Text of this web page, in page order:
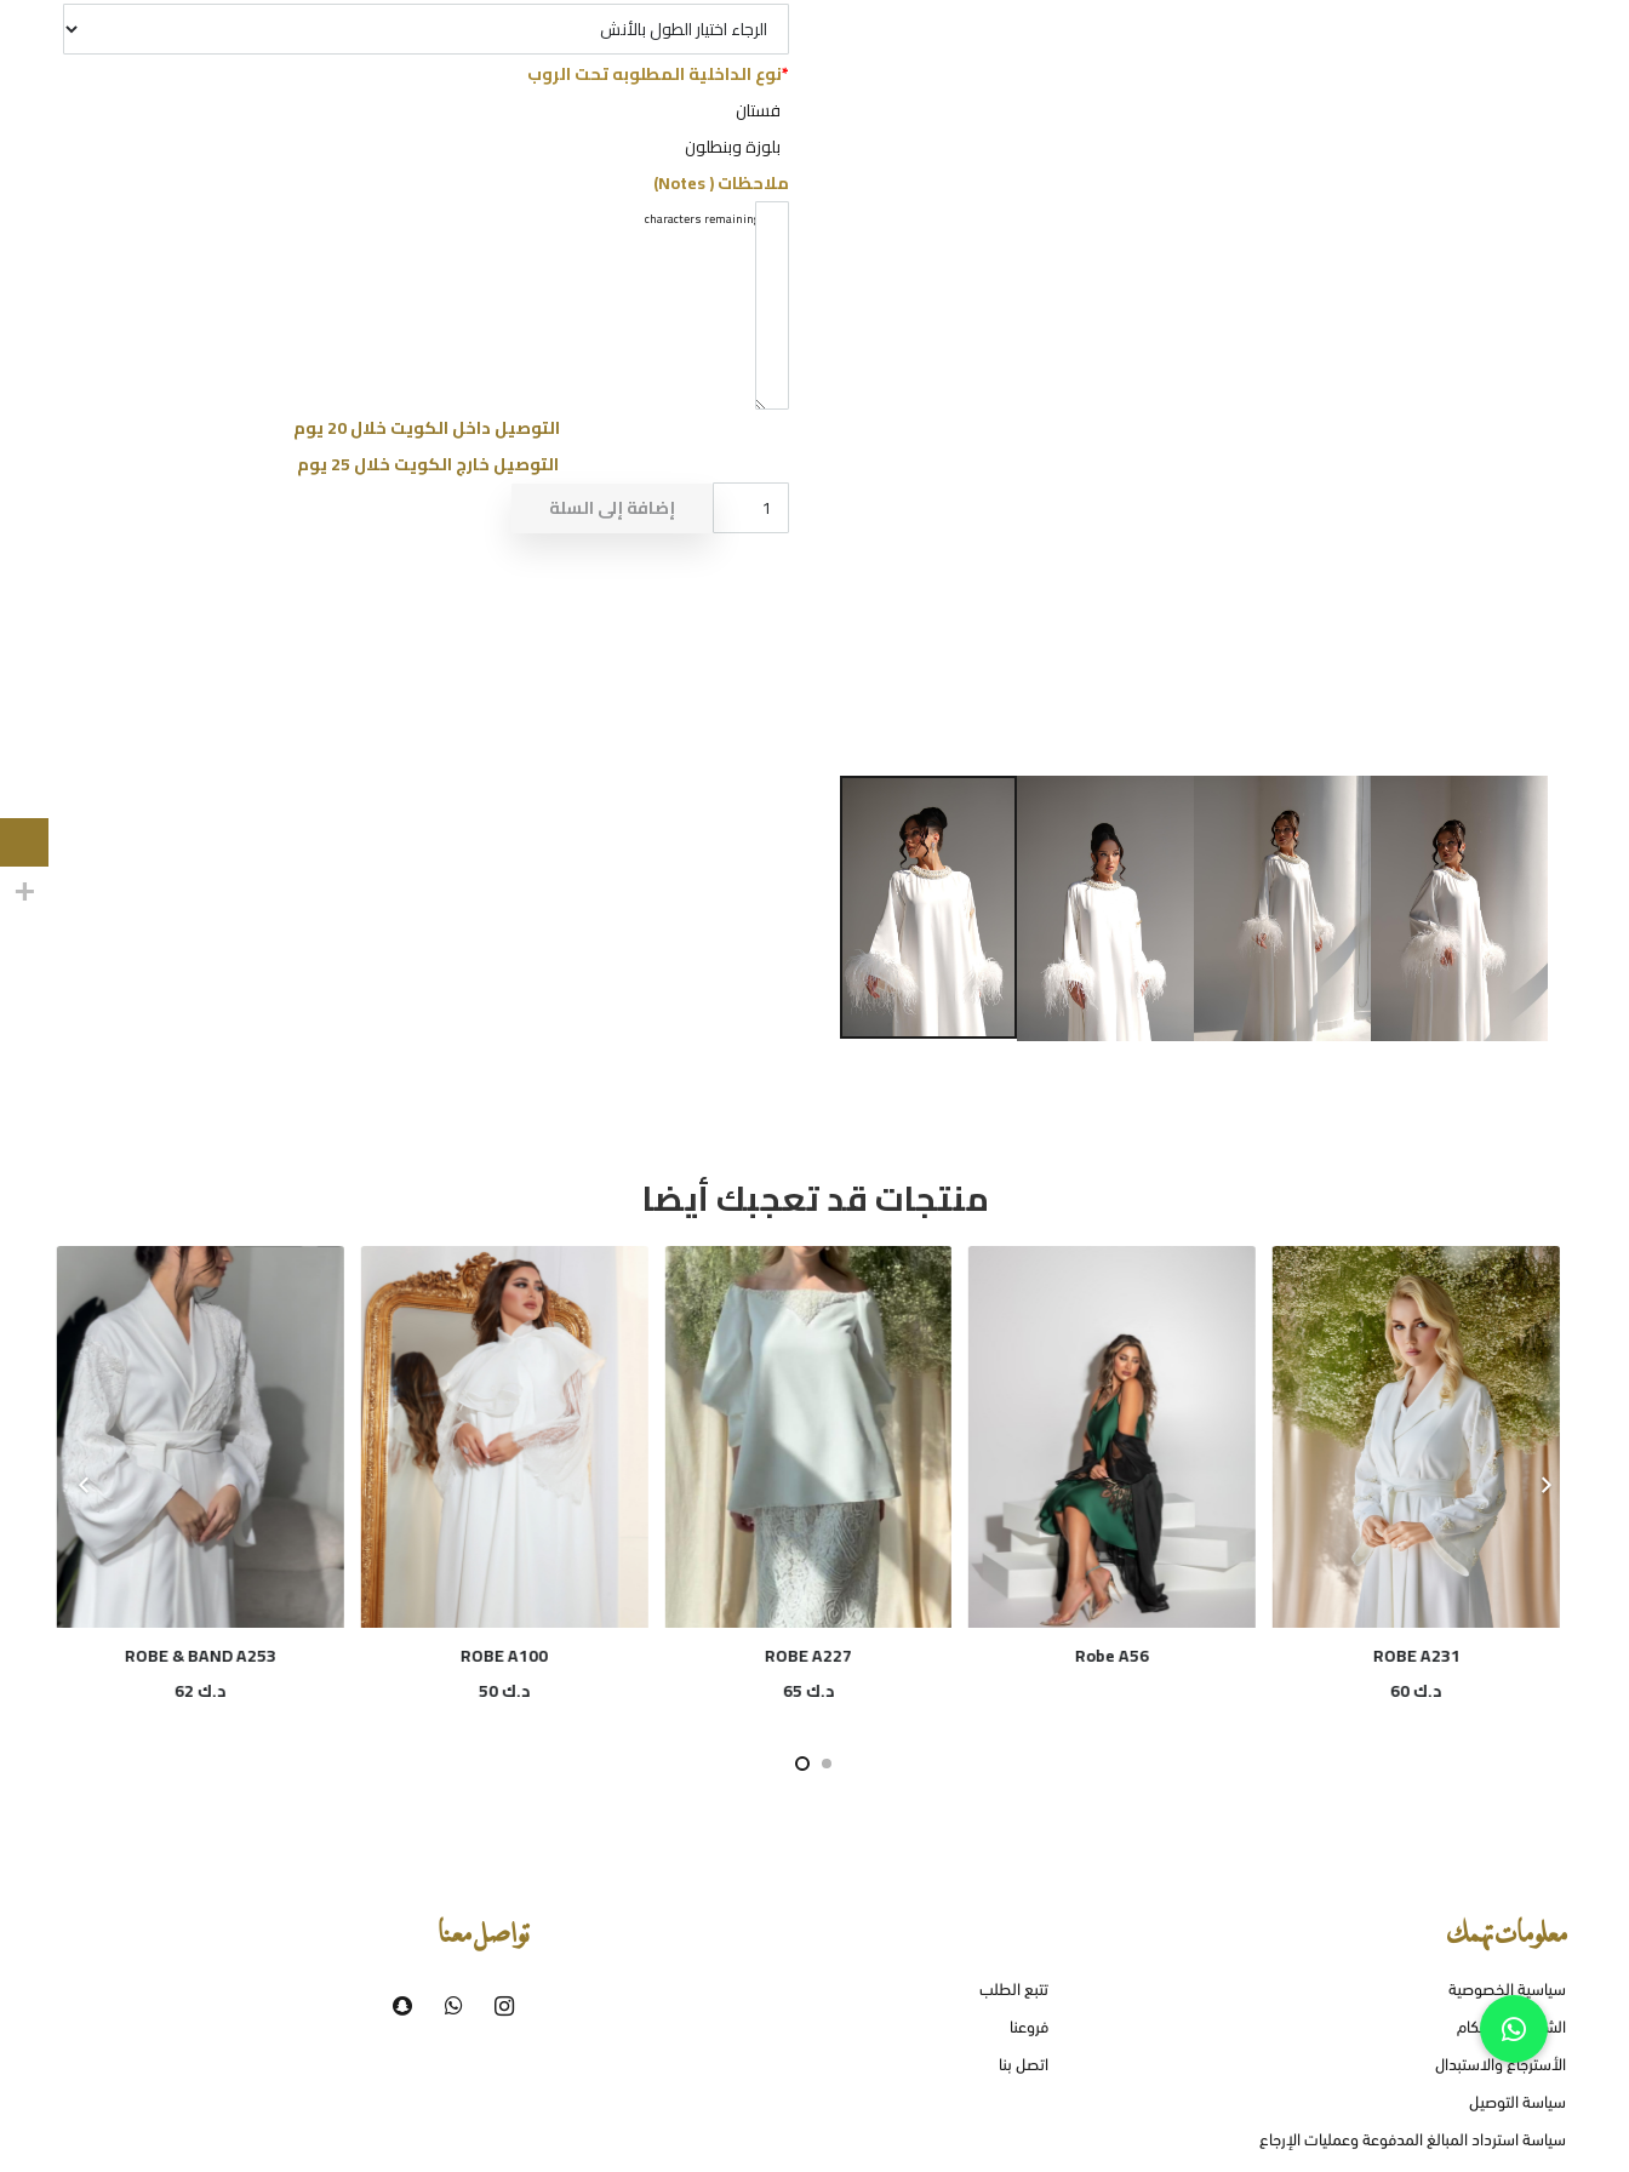
*نوع الداخلية المطلوبه تحت الروب
فستان
بلوزة وبنطلون
ملاحظات ( Notes)
characters remaining
التوصيل داخل الكويت خلال 20 يوم
التوصيل خارج الكويت خلال 25 يوم
كمية
ROBE
إضافة إلى السلة
منتجات قد تعجبك أيضا
ROBE A231
د.ك60
Robe A56
ROBE A227
د.ك65
ROBE A100
د.ك50
ROBE & BAND A253
د.ك62
معلومات تهمك
سياسية الخصوصية
الشروط و الأحكام
الأسترجاع والاستبدال
سياسة التوصيل
سياسة استرداد المبالغ المدفوعة وعمليات الإرجاع
تتبع الطلب
فروعنا
اتصل بنا
تواصل معنا